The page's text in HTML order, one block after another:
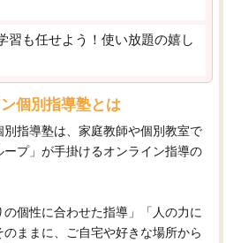
習も任せよう！使い放題の嬉し
個別指導塾とは
別指導塾は、家庭教師や個別教室で
プ」が手掛けるオンライン指導の
の個性に合わせた指導」「人の力に
ままに、ご自宅や好きな場所から